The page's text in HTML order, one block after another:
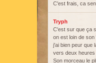
C'est frais, ca
Tryph
C'est sur que ça
on est loin de
j'ai bien peur que
vers deux
Son morceau le